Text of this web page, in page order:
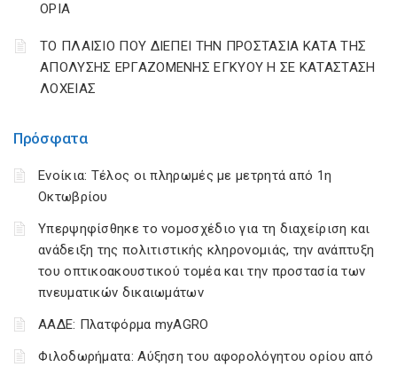
Πρόσφατα
Ενοίκια: Τέλος οι πληρωμές με μετρητά από 1η
Οκτωβρίου
Υπερψηφίσθηκε το νομοσχέδιο για τη διαχείριση και
ανάδειξη της πολιτιστικής κληρονομιάς, την ανάπτυξη
του οπτικοακουστικού τομέα και την προστασία των
πνευματικών δικαιωμάτων
ΑΑΔΕ: Πλατφόρμα myAGRO
Φιλοδωρήματα: Αύξηση του αφορολόγητου ορίου από
ΟΡΙΑ
ΤΟ ΠΛΑΙΣΙΟ ΠΟΥ ΔΙΕΠΕΙ ΤΗΝ ΠΡΟΣΤΑΣΙΑ ΚΑΤΑ ΤΗΣ
ΑΠΟΛΥΣΗΣ ΕΡΓΑΖΟΜΕΝΗΣ ΕΓΚΥΟΥ Η ΣΕ ΚΑΤΑΣΤΑΣΗ
ΛΟΧΕΙΑΣ